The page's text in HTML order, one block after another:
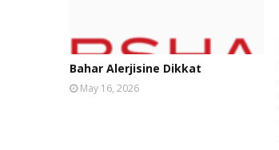
Bahar Alerjisine Dikkat
May 16, 2026